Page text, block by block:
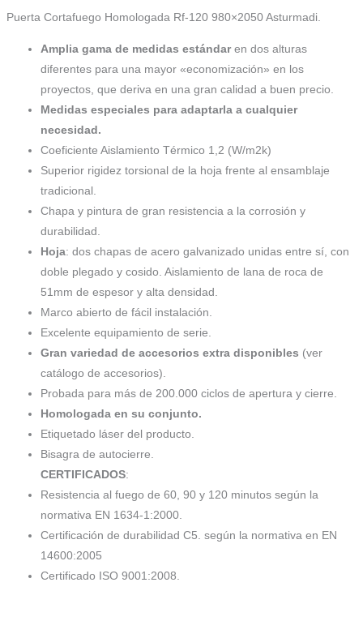
Puerta Cortafuego Homologada Rf-120 980×2050 Asturmadi.
Amplia gama de medidas estándaren dos alturas
diferentes para una mayor «economización» en los
proyectos, que deriva en una gran calidad a buen precio.
Medidas especiales para adaptarla a cualquier
necesidad.
Coeficiente Aislamiento Térmico 1,2 (W/m2k)
Superior rigidez torsional de la hoja frente al ensamblaje
tradicional.
Chapa y pintura de gran resistencia a la corrosión y
durabilidad.
Hoja: dos chapas de acero galvanizado unidas entre sí, con
doble plegado y cosido. Aislamiento de lana de roca de
51mm de espesor y alta densidad.
Marco abierto de fácil instalación.
Excelente equipamiento de serie.
Gran variedad de accesorios extra disponibles (ver
catálogo de accesorios).
Probada para más de 200.000 ciclos de apertura y cierre.
Homologada en su conjunto.
Etiquetado láser del producto.
Bisagra de autocierre.
CERTIFICADOS:
Resistencia al fuego de 60, 90 y 120 minutos según la
normativa EN 1634-1:2000.
Certificación de durabilidad C5. según la normativa en EN
14600:2005
Certificado ISO 9001:2008.